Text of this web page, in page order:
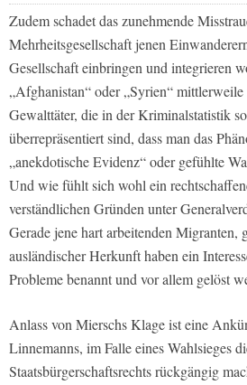
Zudem schadet das zunehmende
Mehrheitsgesellschaft jenen
Gesellschaft einbringen und integrieren
„Afghanistan“ oder „Syrien“
Gewalttäter, die in der Kriminalstatistik
überrepräsentiert sind, dass man das
„anekdotische Evidenz“ oder gefühlte
Und wie fühlt sich wohl ein
verständlichen Gründen unter
Gerade jene hart arbeitenden Migranten,
ausländischer Herkunft haben ein
Probleme benannt und vor allem gelöst
Anlass von Mierschs Klage ist eine
Linnemanns, im Falle eines Wahlsieges
Staatsbürgerschaftsrechts rückgängig